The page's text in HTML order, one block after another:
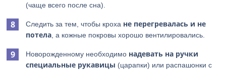
(чаще всего после сна).
Следить за тем, чтобы кроха не перегревалась и не
потела , а кожные покровы хорошо вентилировались.
Новорожденному необходимо надевать на ручки
специальные рукавицы (царапки) или распашонки с